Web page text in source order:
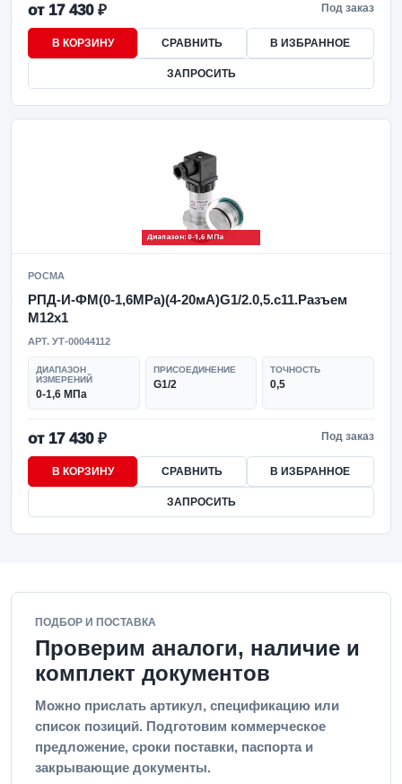
от 17 430 ₽ Под заказ
В КОРЗИНУ СРАВНИТЬ В ИЗБРАННОЕ
ЗАПРОСИТЬ
РОСМА
РПД-И-ФМ(0-1,6MPa)(4-20мА)G1/2.0,5.с11.Разъем
М12х1
АРТ. УТ-00044112
ДИАПАЗОН
ИЗМЕРЕНИЙ
0-1,6 МПа
ПРИСОЕДИНЕНИЕ
G1/2
ТОЧНОСТЬ
0,5
от 17 430 ₽ Под заказ
В КОРЗИНУ СРАВНИТЬ В ИЗБРАННОЕ
ЗАПРОСИТЬ
ПОДБОР И ПОСТАВКА
Проверим аналоги, наличие и
комплект документов
Можно прислать артикул, спецификацию или
список позиций. Подготовим коммерческое
предложение, сроки поставки, паспорта и
закрывающие документы.